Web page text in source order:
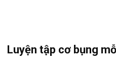
Luyện tập cơ bụng